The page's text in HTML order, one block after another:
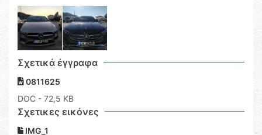
Σχετικά έγγραφα
0811625
DOC - 72,5 KB
Σχετικες εικόνες
IMG_1